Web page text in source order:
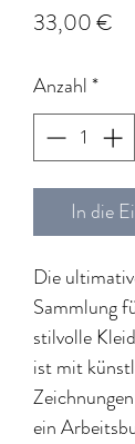
33,00 €
Anzahl*
In die
Die
Sammlung
stilvolle
ist mit
ein